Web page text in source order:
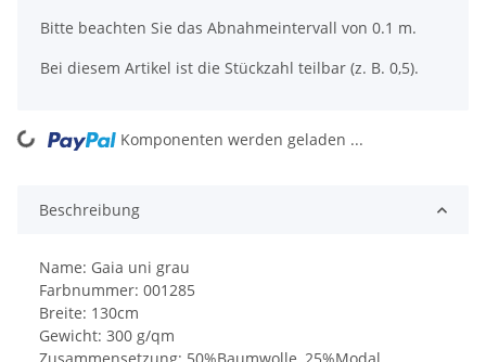
Bitte beachten Sie das Abnahmeintervall von 0.1 m.
Bei diesem Artikel ist die Stückzahl teilbar (z. B. 0,5).
Komponenten werden geladen ...
Beschreibung
Name: Gaia uni grau
Farbnummer: 001285
Breite: 130cm
Gewicht: 300 g/qm